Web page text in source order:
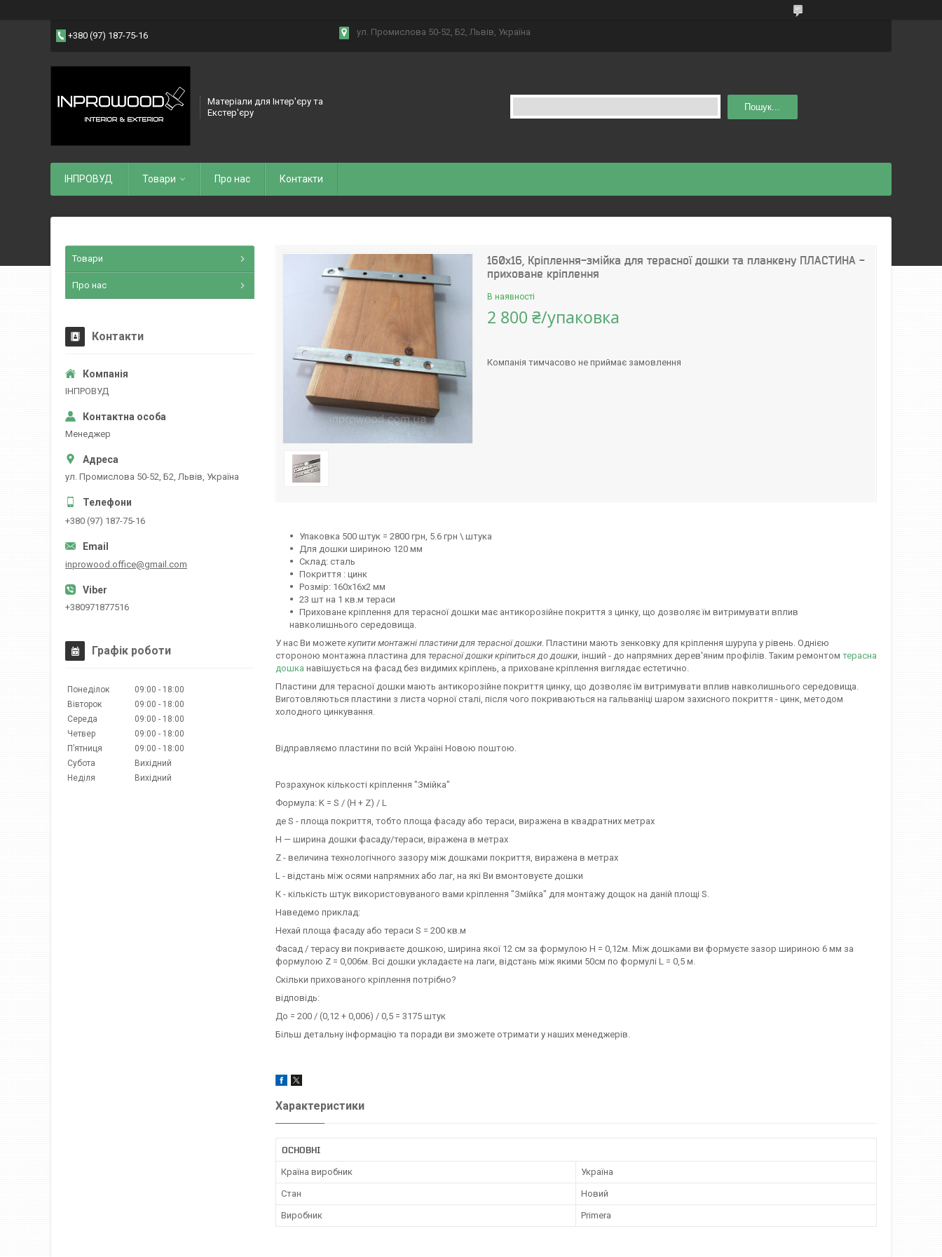
+380 (97) 187-75-16 ул. Промислова 50-52, Б2, Львів, Україна
Матеріали для Інтер'єру та
Екстер'єру
Пошук...
ІНПРОВУД Товари Про нас Контакти
160х16, Кріплення-змійка для терасної дошки та планкену ПЛАСТИНА -
приховане кріплення
В наявності
2 800 ₴/упаковка
Компанія тимчасово не приймає замовлення
Упаковка 500 штук = 2800 грн, 5.6 грн \ штука
Для дошки шириною 120 мм
Склад: сталь
Покриття : цинк
Розмір: 160х16х2 мм
23 шт на 1 кв.м тераси
Приховане кріплення для терасної дошки має антикорозійне покриття з цинку, що дозволяє їм витримувати вплив
навколишнього середовища.
У нас Ви можете купити монтажні пластини для терасної дошки. Пластини мають зенковку для кріплення шурупа у рівень. Однією
стороною монтажна пластина для терасної дошки кріпиться до дошки, інший - до напрямних дерев'яним профілів. Таким ремонтом терасна
дошка навішується на фасад без видимих кріплень, а приховане кріплення виглядає естетично.
Пластини для терасної дошки мають антикорозійне покриття цинку, що дозволяє їм витримувати вплив навколишнього середовища.
Виготовляються пластини з листа чорної сталі, після чого покриваються на гальваніці шаром захисного покриття - цинк, методом
холодного цинкування.
Відправляємо пластини по всій Україні Новою поштою.
Розрахунок кількості кріплення "Змійка"
Формула: K = S / (H + Z) / L
де S - площа покриття, тобто площа фасаду або тераси, виражена в квадратних метрах
H — ширина дошки фасаду/тераси, віражена в метрах
Z - величина технологічного зазору між дошками покриття, виражена в метрах
L - відстань між осями напрямних або лаг, на які Ви вмонтовуєте дошки
К - кількість штук використовуваного вами кріплення "Змійка" для монтажу дощок на даній площі S.
Наведемо приклад:
Нехай площа фасаду або тераси S = 200 кв.м
Фасад / терасу ви покриваєте дошкою, ширина якої 12 см за формулою H = 0,12м. Між дошками ви формуєте зазор шириною 6 мм за
формулою Z = 0,006м. Всі дошки укладаєте на лаги, відстань між якими 50см по формулі L = 0,5 м.
Скільки прихованого кріплення потрібно?
відповідь:
До = 200 / (0,12 + 0,006) / 0,5 = 3175 штук
Більш детальну інформацію та поради ви зможете отримати у наших менеджерів.
Характеристики
ОСНОВНІ
Країна виробник Україна
Стан Новий
Виробник Primera
Товари
Про нас
Контакти
ІНПРОВУД
Менеджер
ул. Промислова 50-52, Б2, Львів, Україна
+380 (97) 187-75-16
inprowood.office@gmail.com
+380971877516
Графік роботи
Понеділок 09:00
18:00
Вівторок
09:00
18:00
Середа
09:00
18:00
Четвер
09:00
18:00
Пʼятниця
09:00
18:00
Субота
Вихідний
Неділя
Вихідний